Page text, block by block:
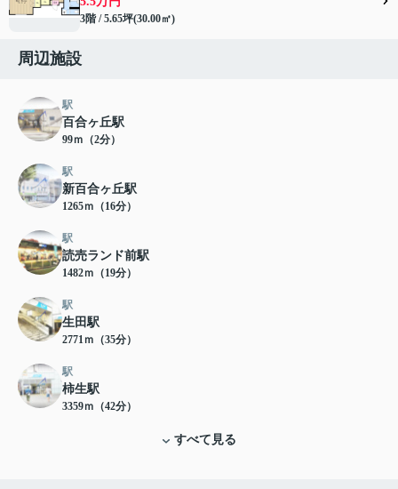
3階 / 5.65坪(30.00㎡)
周辺施設
駅
百合ヶ丘駅
99ｍ（2分）
駅
新百合ヶ丘駅
1265ｍ（16分）
駅
読売ランド前駅
1482ｍ（19分）
駅
生田駅
2771ｍ（35分）
駅
柿生駅
3359ｍ（42分）
すべて見る